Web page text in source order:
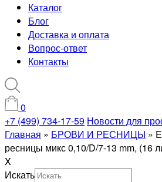
Каталог
Блог
Доставка и оплата
Вопрос-ответ
Контакты
0
+7 (499) 734-17-59 Новости для
Главная » БРОВИ И РЕСНИЦЫ »
ресницы микс 0,10/D/7-13 mm, (16
X
Искать